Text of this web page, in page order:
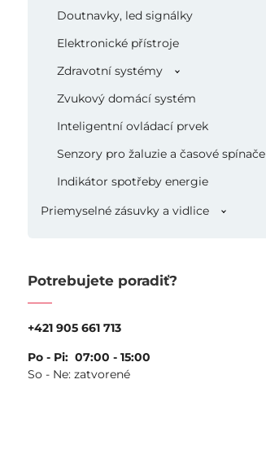
Doutnavky, led signálky
Elektronické přístroje
Zdravotní systémy
Zvukový domácí systém
Inteligentní ovládací prvek
Senzory pro žaluzie a časové spínače
Indikátor spotřeby energie
Priemyselné zásuvky a vidlice
Potrebujete poradiť?
+421 905 661 713
Po - Pi: 07:00 - 15:00
So - Ne: zatvorené